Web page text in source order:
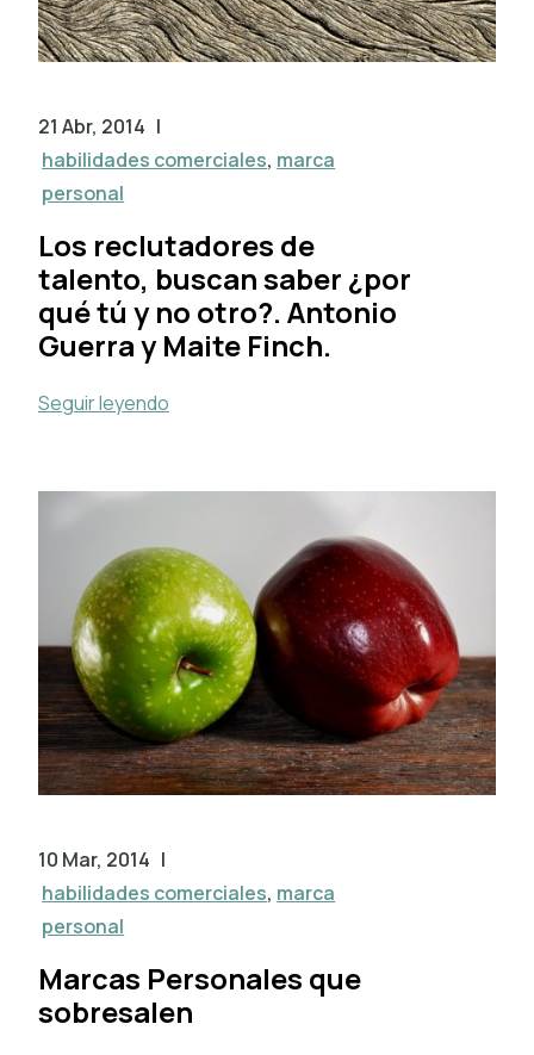
21 Abr, 2014 |
habilidades comerciales, marca
personal
Los reclutadores de
talento, buscan saber ¿por
qué tú y no otro?. Antonio
Guerra y Maite Finch.
Seguir leyendo
10 Mar, 2014 |
habilidades comerciales, marca
personal
Marcas Personales que
sobresalen